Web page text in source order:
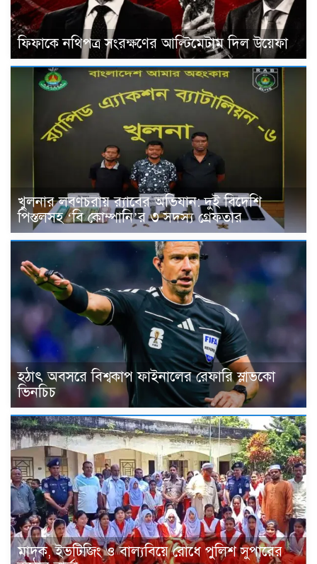
ফিফাকে নথিপত্র সংরক্ষণের আল্টিমেটাম দিল উয়েফা
খুলনার লবণচরায় র‍্যাবের অভিযান: দুই বিদেশি
পিস্তলসহ ‘বি কোম্পানি’র ৩ সদস্য গ্রেফতার
হঠাৎ অবসরে বিশ্বকাপ ফাইনালের রেফারি স্লাভকো
ভিনচিচ
মাদক, ইভটিজিং ও বাল্যবিয়ে রোধে পুলিশ সুপারের